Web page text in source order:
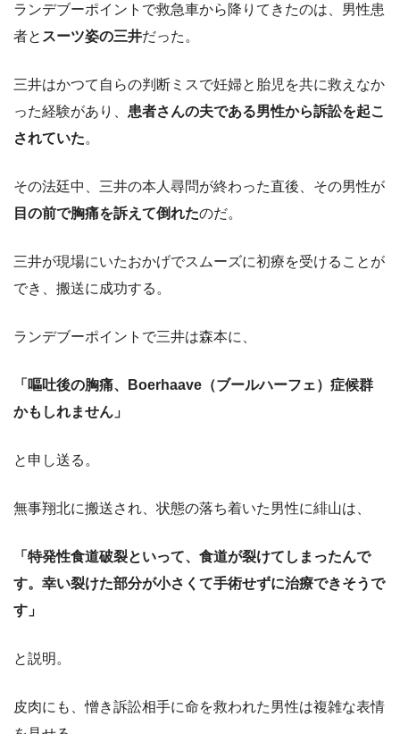
ランデブーポイントで救急車から降りてきたのは、男性患
者と スーツ姿の三井だった。
三井はかつて自らの判断ミスで妊婦と胎児を共に救えなか
った経験があり、 患者さんの夫である男性から訴訟を起こ
されていた。
その法廷中、三井の本人尋問が終わった直後、その男性が
目の前で胸痛を訴えて倒れたのだ。
三井が現場にいたおかげでスムーズに初療を受けることが
でき、搬送に成功する。
ランデブーポイントで三井は森本に、
「嘔吐後の胸痛、Boerhaave（ブールハーフェ）症候群
かもしれません」
と申し送る。
無事翔北に搬送され、状態の落ち着いた男性に緋山は、
「特発性食道破裂といって、食道が裂けてしまったんで
す。幸い裂けた部分が小さくて手術せずに治療できそうで
す」
と説明。
皮肉にも、憎き訴訟相手に命を救われた男性は複雑な表情